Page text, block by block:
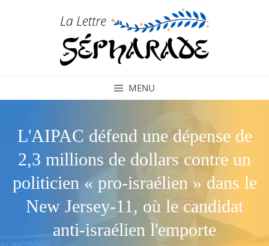
MENU
L'AIPAC défend une dépense de
2,3 millions de dollars contre un
politicien « pro-israélien » dans le
New Jersey-11, où le candidat
anti-israélien l'emporte